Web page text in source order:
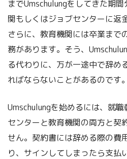
までUmschulungをしてきた期
関もしくはジョブセンターに返
さらに、教育機関には卒業まで
務があります。そう、
る代わりに、万が一途中で辞め
ればならないことがあるのです。
Umschulungを始めるには、就
センターと教育機関の両方と契
せん。契約書には辞める際の費
り、サインしてしまったら支払